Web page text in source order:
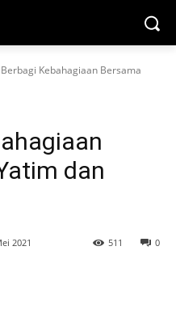
Berbagi Kebahagiaan Bersama
dan
2021 0
511